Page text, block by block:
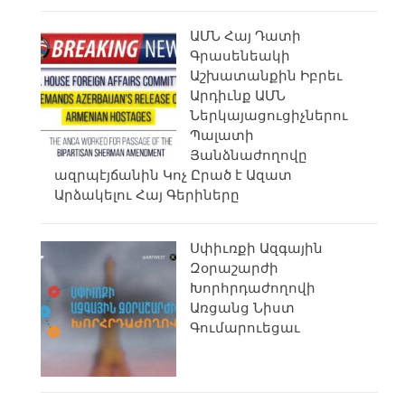
ԱՄՆ Հայ Դատի
Գրասենեակի
Աշխատանքին Իբրեւ
Արդիւնք ԱՄՆ
Ներկայացուցիչներու
Պալատի
Յանձնաժողովը
ազրպէյճանին Կոչ Ըրած է Ազատ
Արձակելու Հայ Գերիները
Սփիւռքի Ազգային
Զօրաշարժի
Խորհրդաժողովի
Առցանց Նիստ
Գումարուեցաւ